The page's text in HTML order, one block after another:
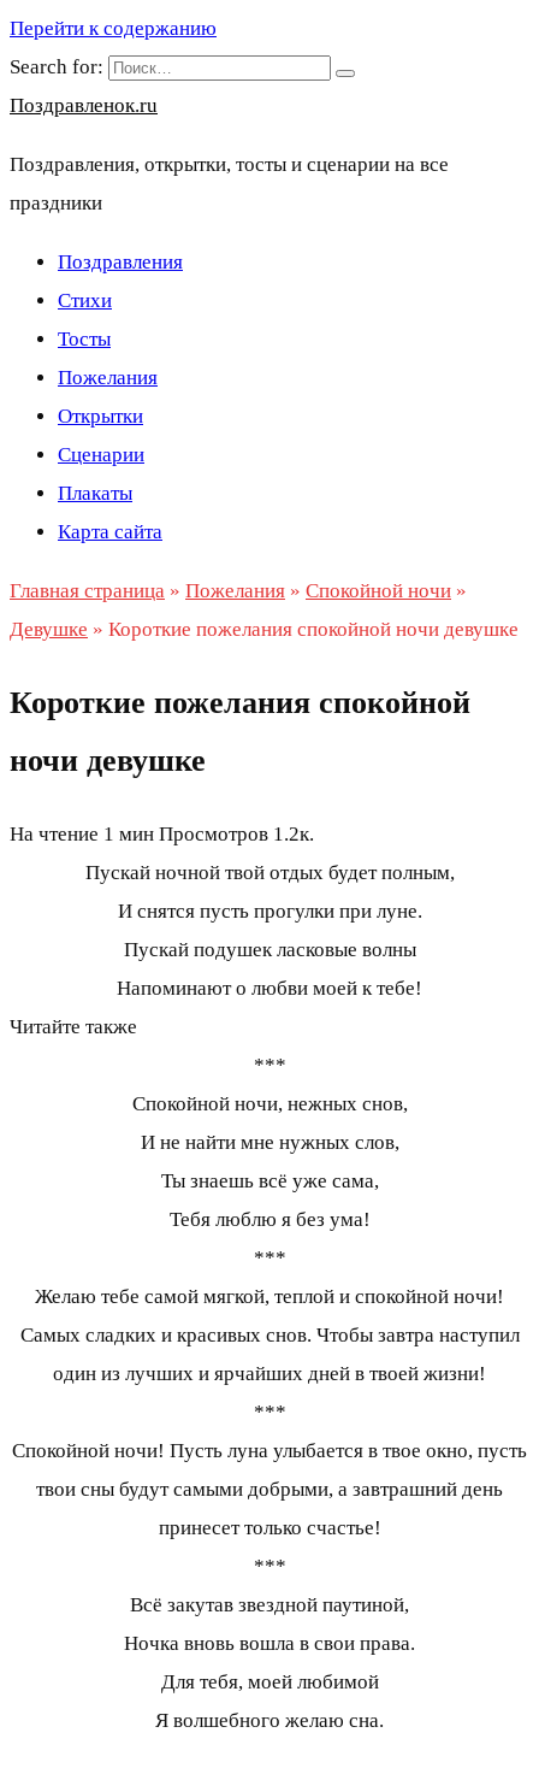
Перейти к содержанию
Search for:
Поздравленок.ru
Поздравления, открытки, тосты и сценарии на все
праздники
Поздравления
Стихи
Тосты
Пожелания
Открытки
Сценарии
Плакаты
Карта сайта
Главная страница » Пожелания » Спокойной ночи »
Девушке » Короткие пожелания спокойной ночи девушке
Короткие пожелания спокойной
ночи девушке
На чтение 1 мин Просмотров 1.2к.
Пускай ночной твой отдых будет полным,
И снятся пусть прогулки при луне.
Пускай подушек ласковые волны
Напоминают о любви моей к тебе!
Читайте также
***
Спокойной ночи, нежных снов,
И не найти мне нужных слов,
Ты знаешь всё уже сама,
Тебя люблю я без ума!
***
Желаю тебе самой мягкой, теплой и спокойной ночи!
Самых сладких и красивых снов. Чтобы завтра наступил
один из лучших и ярчайших дней в твоей жизни!
***
Спокойной ночи! Пусть луна улыбается в твое окно, пусть
твои сны будут самыми добрыми, а завтрашний день
принесет только счастье!
***
Всё закутав звездной паутиной,
Ночка вновь вошла в свои права.
Для тебя, моей любимой
Я волшебного желаю сна.